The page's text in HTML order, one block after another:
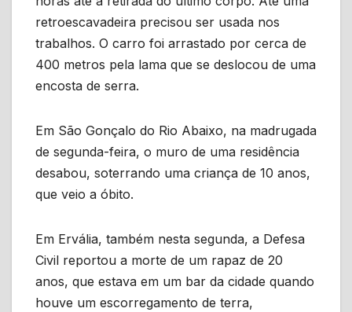
retroescavadeira precisou ser usada nos
trabalhos. O carro foi arrastado por cerca de
400 metros pela lama que se deslocou de uma
encosta de serra.
Em São Gonçalo do Rio Abaixo, na madrugada
de segunda-feira, o muro de uma residência
desabou, soterrando uma criança de 10 anos,
que veio a óbito.
Em Ervália, também nesta segunda, a Defesa
Civil reportou a morte de um rapaz de 20
anos, que estava em um bar da cidade quando
houve um escorregamento de terra,